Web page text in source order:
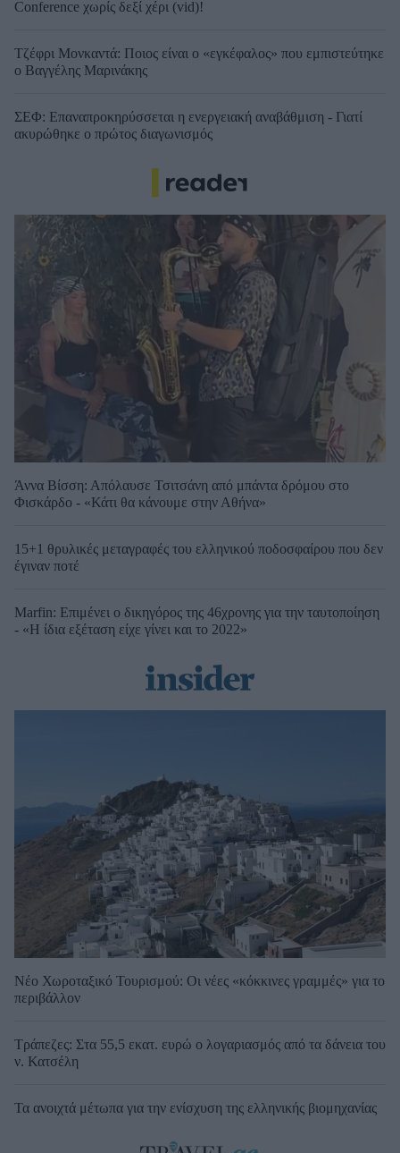
Conference χωρίς δεξί χέρι (vid)!
Τζέφρι Μονκαντά: Ποιος είναι ο «εγκέφαλος» που εμπιστεύτηκε
ο Βαγγέλης Μαρινάκης
ΣΕΦ: Επαναπροκηρύσσεται η ενεργειακή αναβάθμιση - Γιατί
ακυρώθηκε ο πρώτος διαγωνισμός
Άννα Βίσση: Απόλαυσε Τσιτσάνη από μπάντα δρόμου στο
Φισκάρδο - «Κάτι θα κάνουμε στην Αθήνα»
15+1 θρυλικές μεταγραφές του ελληνικού ποδοσφαίρου που δεν
έγιναν ποτέ
Marfin: Επιμένει ο δικηγόρος της 46χρονης για την ταυτοποίηση
- «Η ίδια εξέταση είχε γίνει και το 2022»
Νέο Χωροταξικό Τουρισμού: Οι νέες «κόκκινες γραμμές» για το
περιβάλλον
Τράπεζες: Στα 55,5 εκατ. ευρώ ο λογαριασμός από τα δάνεια του
ν. Κατσέλη
Τα ανοιχτά μέτωπα για την ενίσχυση της ελληνικής βιομηχανίας